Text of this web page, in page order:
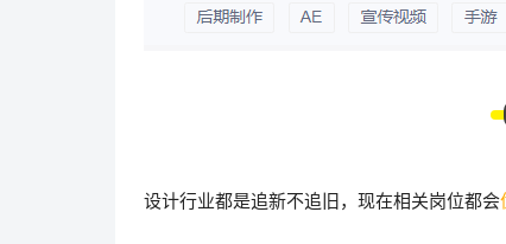
设计行业都是追新不追旧，现在相关岗位都会